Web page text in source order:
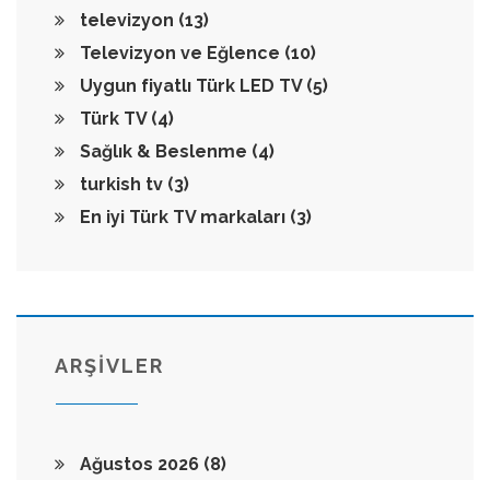
televizyon (13)
Televizyon ve Eğlence (10)
Uygun fiyatlı Türk LED TV (5)
Türk TV (4)
Sağlık & Beslenme (4)
turkish tv (3)
En iyi Türk TV markaları (3)
ARŞİVLER
Ağustos 2026 (8)